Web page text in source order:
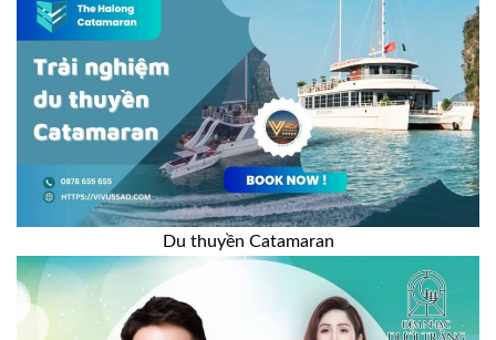
Du thuyền Catamaran